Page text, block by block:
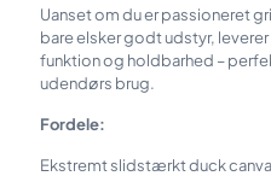
Uanset om du er passioneret
bare elsker godt udstyr,
funktion og holdbarhed –
udendørs brug.
Fordele:
Ekstremt slidstærkt duck